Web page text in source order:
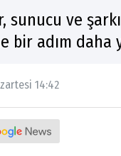
sunucu ve
bir adım daha
14:42